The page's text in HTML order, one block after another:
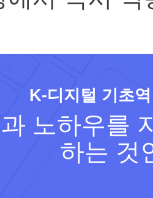
K-디지털 기초
노하우를
하는 것